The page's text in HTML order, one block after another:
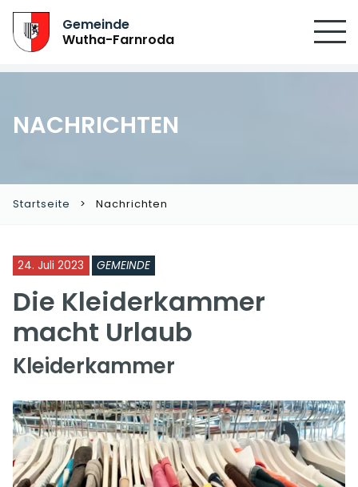
Gemeinde
Wutha-Farnroda
NACHRICHTEN
Startseite Nachrichten
24. Juli 2023 GEMEINDE
Die Kleiderkammer
macht Urlaub
Kleiderkammer